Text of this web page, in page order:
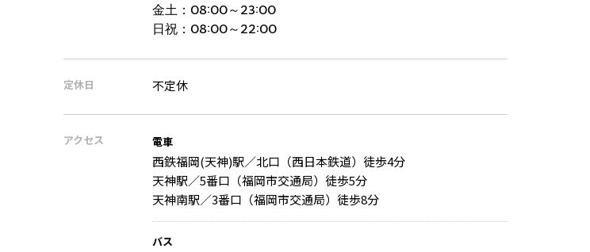
金土： 08:00～23:00
日祝： 08:00～22:00
定休日 不定休
アクセス 電車
西鉄福岡(天神)駅／北口（西日本鉄道）徒歩4分
天神駅／5番口（福岡市交通局）徒歩5分
天神南駅／3番口（福岡市交通局）徒歩8分
バス